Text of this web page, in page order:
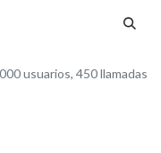
usuarios, 450 llamadas